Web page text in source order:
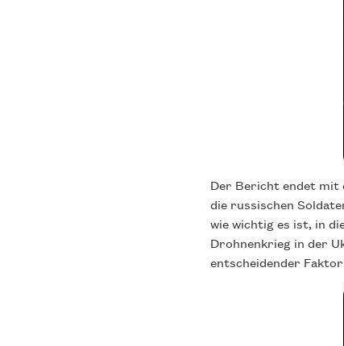
Der Bericht endet mit
die russischen
wie wichtig es ist, in
Drohnenkrieg in der
entscheidender